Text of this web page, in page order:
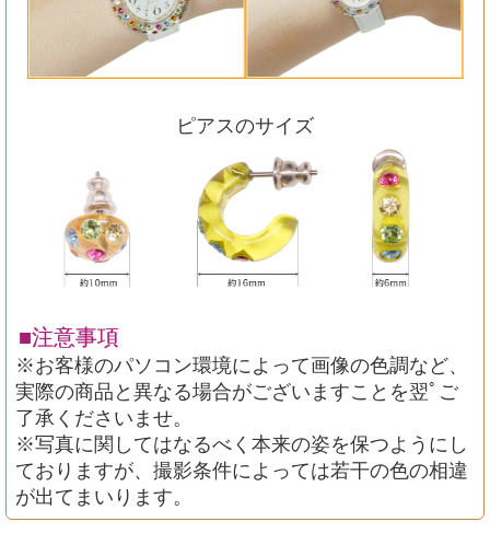
ピアスのサイズ
■注意事項
※お客様のパソコン環境によって画像の色調など、
実際の商品と異なる場合がございますことを翌ﾟご
了承くださいませ。
※写真に関してはなるべく本来の姿を保つようにし
ておりますが、撮影条件によっては若干の色の相違
が出てまいります。